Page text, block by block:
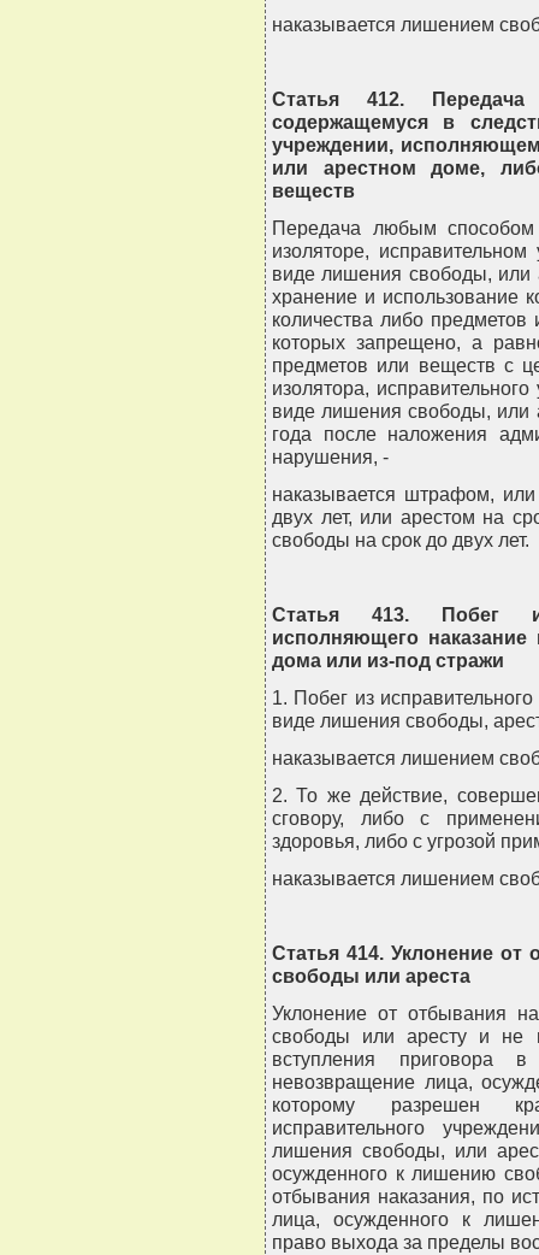
наказывается лишением
Статья 412.
содержащемуся в
учреждении,
или арестном доме,
веществ
Передача любым
изоляторе,
виде лишения свободы, или
хранение и использование
количества либо
которых запрещено, а
предметов или веществ с
изолятора,
виде лишения свободы, или
года после наложения
нарушения, -
наказывается штрафом,
двух лет, или арестом на
свободы на срок до двух лет.
Статья 413. Побег
исполняющего
дома или из-под стражи
1. Побег из
виде лишения свободы,
наказывается лишением
2. То же действие,
сговору, либо с
здоровья, либо с угрозой
наказывается лишением
Статья 414. Уклонение от
свободы или ареста
Уклонение от отбывания
свободы или аресту и не
вступления приговора
невозвращение лица,
которому разрешен
исправительного
лишения свободы, или
осужденного к лишению
отбывания наказания, по
лица, осужденного к
право выхода за пределы